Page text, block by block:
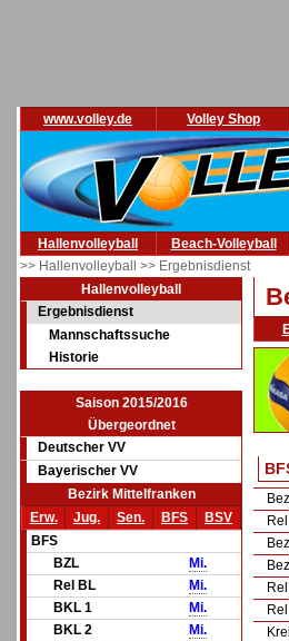
www.volley.de Volley Shop
Hallenvolleyball Beach-Volleyball
>> Hallenvolleyball >> Ergebnisdienst
Hallenvolleyball
Ergebnisdienst
Mannschaftssuche
Historie
Saison 2015/2016
Übergeordnet
Deutscher VV
Bayerischer VV
Bezirk Mittelfranken
Erw.
Jug. Sen. BFS
BSV
BFS
BZL
Mi.
Rel BL
Mi.
BKL 1
Mi.
BKL 2
Mi.